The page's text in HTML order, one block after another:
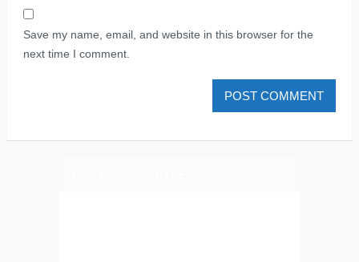
Save my name, email, and website in this browser for the
next time I comment.